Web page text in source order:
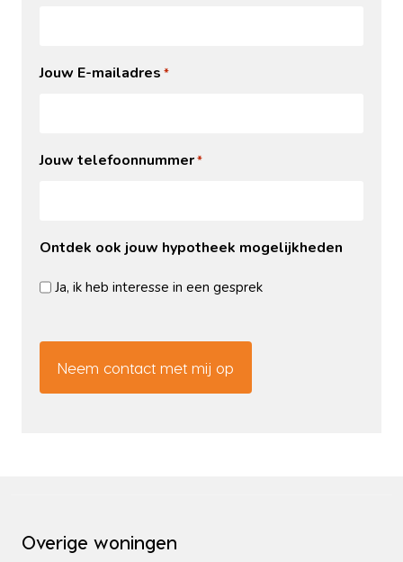
Jouw E-mailadres *
Jouw telefoonnummer*
Ontdek ook jouw hypotheek mogelijkheden
Ja, ik heb interesse in een gesprek
Overige woningen